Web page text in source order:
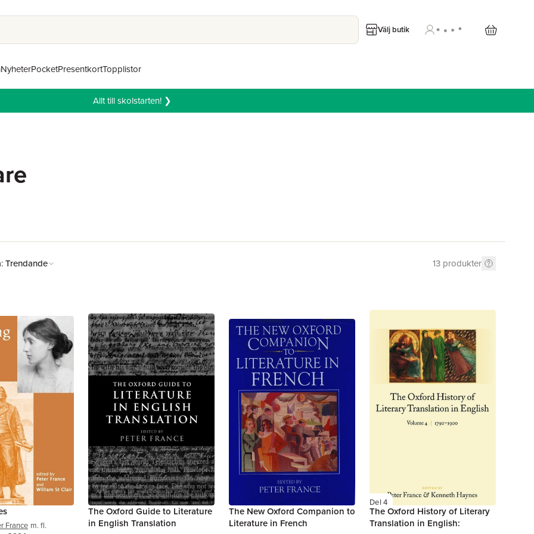
Välj butik
NyheterPocketPresentkortTopplistor
Allt till skolstarten! ❯
Trendande 13 produkter
France m. fl.
The Oxford Guide to Literature
in English Translation
The New Oxford Companion to
Literature in French
Del 4
The Oxford History of Literary
Translation in English: